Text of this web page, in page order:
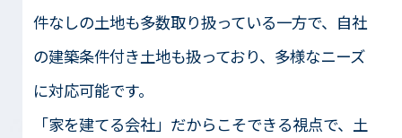
件なしの土地も多数取り扱っている一方で、自社
の建築条件付き土地も扱っており、多様なニーズ
に対応可能です。
「家を建てる会社」だからこそできる視点で、土